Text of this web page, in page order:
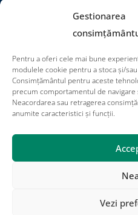
Gestionarea
Pentru a oferi cele mai bune
modulele cookie pentru a stoca și/
Consimțământul pentru aceste
precum comportamentul de navigare
Neacordarea sau retragerea
anumite caracteristici și funcții.
Vezi
Cariere
Termeni de utilizare
Impressum